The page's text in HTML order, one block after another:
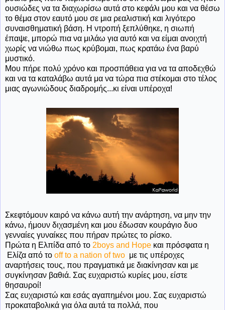
ουσιώδες να τα διαχωρίσω αυτά στο κεφάλι μου και να θέσω
το θέμα στον εαυτό μου σε μια ρεαλιστική και λιγότερο
συναισθηματική βάση. Η ντροπή ξεπλύθηκε, η σιωπή
έπαψε, μπορώ πια να μιλάω για αυτό και να είμαι ανοιχτή
χωρίς να νιώθω πως κρύβομαι, πως κρατάω ένα βαρύ
μυστικό.
Μου πήρε πολύ χρόνο και προσπάθεια για να τα αποδεχθώ
και να τα καταλάβω αυτά μα να τώρα πια στέκομαι στο τέλος
μιας αγωνιώδους διαδρομής...κι είναι υπέροχα!
Σκεφτόμουν καιρό να κάνω αυτή την ανάρτηση, να μην την
κάνω, ήμουν διχασμένη και μου έδωσαν κουράγιο δυο
γενναίες γυναίκες που πήραν πρώτες το ρίσκο.
Πρώτα η Ελπίδα από το 2boys and Hope και πρόσφατα η
Ελίζα από το off to a nation of two με τις υπέροχες
αναρτήσεις τους, που πραγματικά με διακίνησαν και με
συγκίνησαν βαθιά. Σας ευχαριστώ κυρίες μου, είστε
θησαυροί!
Σας ευχαριστώ και εσάς αγαπημένοι μου. Σας ευχαριστώ
προκαταβολικά για όλα αυτά τα πολλά, που